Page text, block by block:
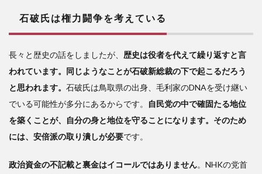
石破氏は権力闘争を考えている
長々と歴史の話をしましたが、 歴史は役者を代えて繰り返すと言
われています。同じようなことが石破新総裁の下で起こるだろう
と思われます。 石破氏は鳥取県の出身、毛利家のDNAを受け継い
でいる可能性が多分にあるからです。
自民党の中で確固たる地位
を築くことが、自分の身と地位を守ることになります。そのため
には、安倍派の取り潰しが必要です。
政治資金の不記載と裏金はイコールではありません。NHKの党首